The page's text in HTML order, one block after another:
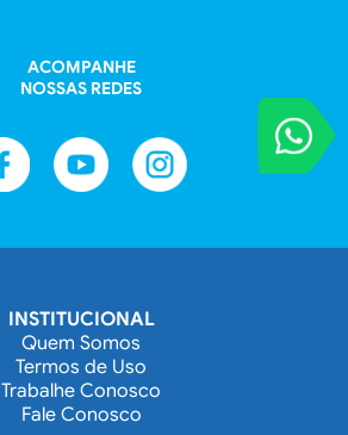
VOCÊ
Entre em
ACOMPANHE
NOSSAS REDES
INSTITUCIONAL
Quem Somos
Termos de Uso
Trabalhe Conosco
Fale Conosco